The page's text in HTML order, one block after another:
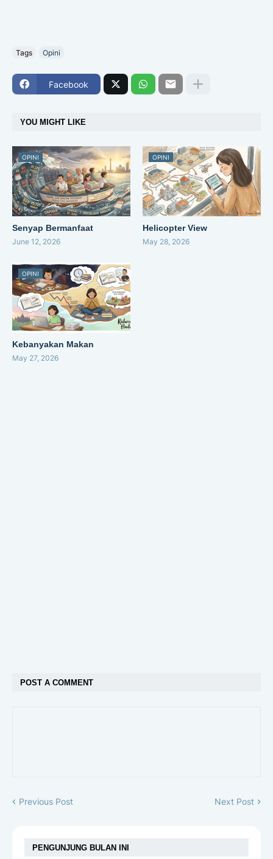
Tags Opini
Facebook
YOU MIGHT LIKE
OPINI
Senyap Bermanfaat
June 12, 2026
OPINI
Helicopter View
May 28, 2026
OPINI
Kebanyakan Makan
May 27, 2026
POST A COMMENT
Previous Post Next Post
PENGUNJUNG BULAN INI